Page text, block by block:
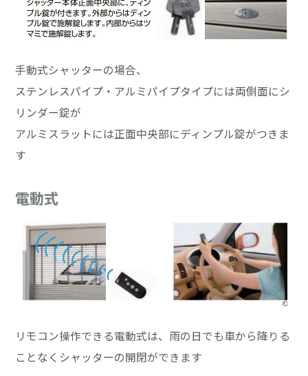
手動式シャッターの場合、
ステンレスパイプ・アルミパイプタイプには両側面にシ
リンダー錠が
アルミスラットには正面中央部にディンプル錠がつきま
す
電動式
リモコン操作できる電動式は、雨の日でも車から降りる
ことなくシャッターの開閉ができます